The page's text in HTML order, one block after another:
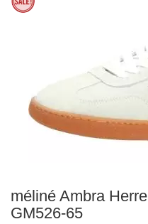
méliné Ambra
GM526-65